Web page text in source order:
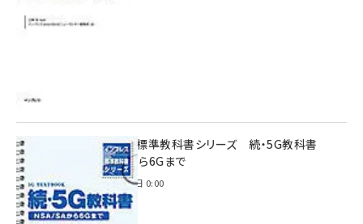
インプレス標準教科書シリーズ 続・5G教科書
NSA/SAから6Gまで
2023年4月3日 0:00